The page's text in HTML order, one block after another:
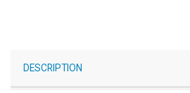
DESCRIPTION